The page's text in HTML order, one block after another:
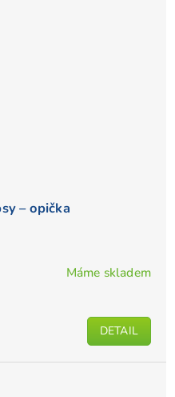
– opička
Máme skladem
DETAIL